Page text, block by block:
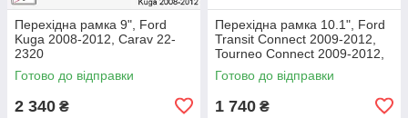
Перехідна рамка 9", Ford
Kuga 2008-2012, Carav 22-
2320
Готово до відправки
2 340 ₴
Перехідна рамка 10.1", Ford
Transit Connect 2009-2012,
Tourneo Connect 2009-2012,
Carav 22-2305
Готово до відправки
1 740 ₴